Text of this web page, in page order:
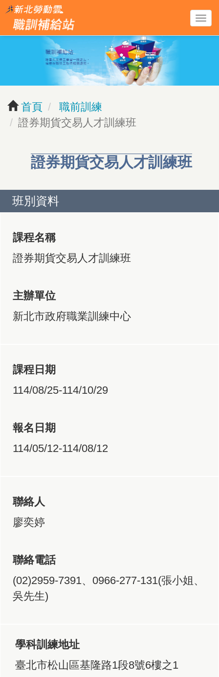
跳
主
容
區
導
覽
關
首頁
職前訓練
證券期貨交易人才訓練班
證券期貨交易人才訓練班
班別資料
課程名稱
證券期貨交易人才訓練班
主辦單位
新北市政府職業訓練中心
課程日期
114/08/25-114/10/29
報名日期
114/05/12-114/08/12
聯絡人
廖奕婷
聯絡電話
(02)2959-7391、0966-277-131(張小姐、
吳先生)
學科訓練地址
臺北市松山區基隆路1段8號6樓之1